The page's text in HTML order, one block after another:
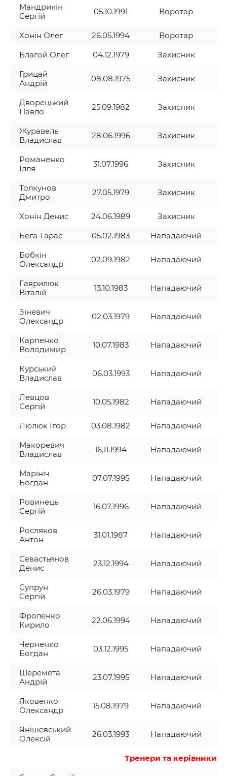
Мандрикін
Сергій
05.10.1991 Воротар
Хонін Олег 26.05.1994 Воротар
Благой Олег
04.12.1979 Захисник
Грицай
Андрій
08.08.1975 Захисник
Дворецький
Павло
25.09.1982 Захисник
Журавель
Владислав
28.06.1996 Захисник
Романенко
Ілля
31.07.1996 Захисник
Толкунов
Дмитро
27.05.1979 Захисник
Хонін Денис 24.06.1989 Захисник
Бега Тарас
05.02.1983 Нападаючий
Бобкін
Олександр
02.09.1982 Нападаючий
Гаврилюк
Віталій
13.10.1983 Нападаючий
Зіневич
Олександр
02.03.1979 Нападаючий
Карпенко
Володимир
10.07.1983 Нападаючий
Курський
Владислав
06.03.1993 Нападаючий
Левцов
Сергій
10.05.1982 Нападаючий
Люлюк Ігор 03.08.1982 Нападаючий
Макоревич
Владислав
16.11.1994 Нападаючий
Марініч
Богдан
07.07.1995 Нападаючий
Ровинець
Сергій
16.07.1996 Нападаючий
Росляков
Антон
31.01.1987 Нападаючий
Севастьянов
Денис
23.12.1994 Нападаючий
Супрун
Сергій
26.03.1979 Нападаючий
Фроленко
Кирило
22.06.1994 Нападаючий
Черненко
Богдан
03.12.1995 Нападаючий
Шеремета
Андрій
23.07.1995 Нападаючий
Яковенко
Олександр
15.08.1979 Нападаючий
Янішевський
Олексій
26.03.1993 Нападаючий
Тренери та керівники